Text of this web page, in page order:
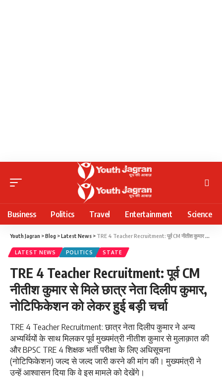
Business Politics Travel Entertainment Science
Youth Jagran >Blog >Latest News > TRE 4 Teacher Recruitment: पूर्व CM नीतीश कुमार से मिले छात्र नेता दिलीप कुमार, नोटिफिकेशन को लेकर हुई बड़ी चर्चा
LATEST NEWS POLITICS STATE
TRE 4 Teacher Recruitment: पूर्व CM
नीतीश कुमार से मिले छात्र नेता दिलीप कुमार,
नोटिफिकेशन को लेकर हुई बड़ी चर्चा
TRE 4 Teacher Recruitment: छात्र नेता दिलीप कुमार ने अन्य
अभ्यर्थियों के साथ मिलकर पूर्व मुख्यमंत्री नीतीश कुमार से मुलाक़ात की
और BPSC TRE 4 शिक्षक भर्ती परीक्षा के लिए अधिसूचना
(नोटिफिकेशन) जल्द से जल्द जारी करने की मांग की। मुख्यमंत्री ने
उन्हें आश्वासन दिया कि वे इस मामले को देखेंगे।